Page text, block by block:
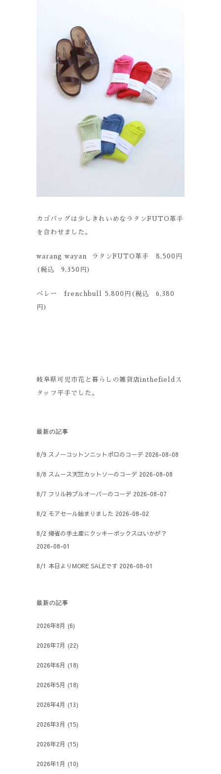
カゴバッグは少しきれいめなラタンFUTO革手
を合わせました。
warang wayan ラタンFUTO革手 8,500円
(税込 9,350円)
ベレー frenchbull 5,800円(税込 6,380
円)
岐阜県可児市花と暮らしの雑貨店inthefieldス
タッフ平手でした。
最新の記事
8/9 スノーコットンニットポロのコーデ 2026-08-08
8/8 スムース天竺カットソーのコーデ 2026-08-08
8/7 フリル衿プルオーバーのコーデ 2026-08-07
8/2 モアセール始まりました 2026-08-02
8/2 帰省の手土産にクッキーボックスはいかが？
2026-08-01
8/1 本日よりMORE SALEです 2026-08-01
最新の記事
2026年8月 (6)
2026年7月 (22)
2026年6月 (18)
2026年5月 (18)
2026年4月 (13)
2026年3月 (15)
2026年2月 (15)
2026年1月 (10)